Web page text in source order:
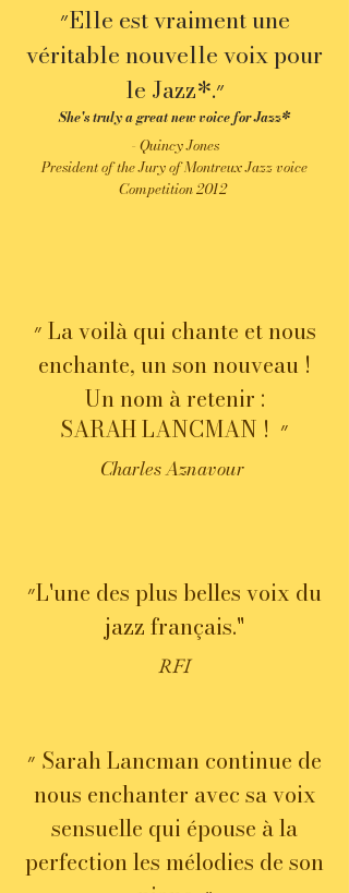
״Elle est vraiment une
véritable nouvelle voix pour
le Jazz*.״
She's truly a great new voice for Jazz*
- Quincy Jones
President of the Jury of Montreux Jazz voice
Competition 2012
״La voilà qui chante et nous
enchante, un son nouveau !
Un nom à retenir :
SARAH LANCMAN ! ״
Charles Aznavour
״L'une des plus belles voix du
jazz français."
RFI
״ Sarah Lancman continue de
nous enchanter avec sa voix
sensuelle qui épouse à la
perfection les mélodies de son